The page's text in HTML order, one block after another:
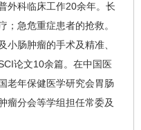
科临床工作20余年。长
；急危重症患者的抢救。
小肠肿瘤的手术及精准、
论文10余篇。在中国医
老年保健医学研究会胃肠
瘤分会等学组担任常委及